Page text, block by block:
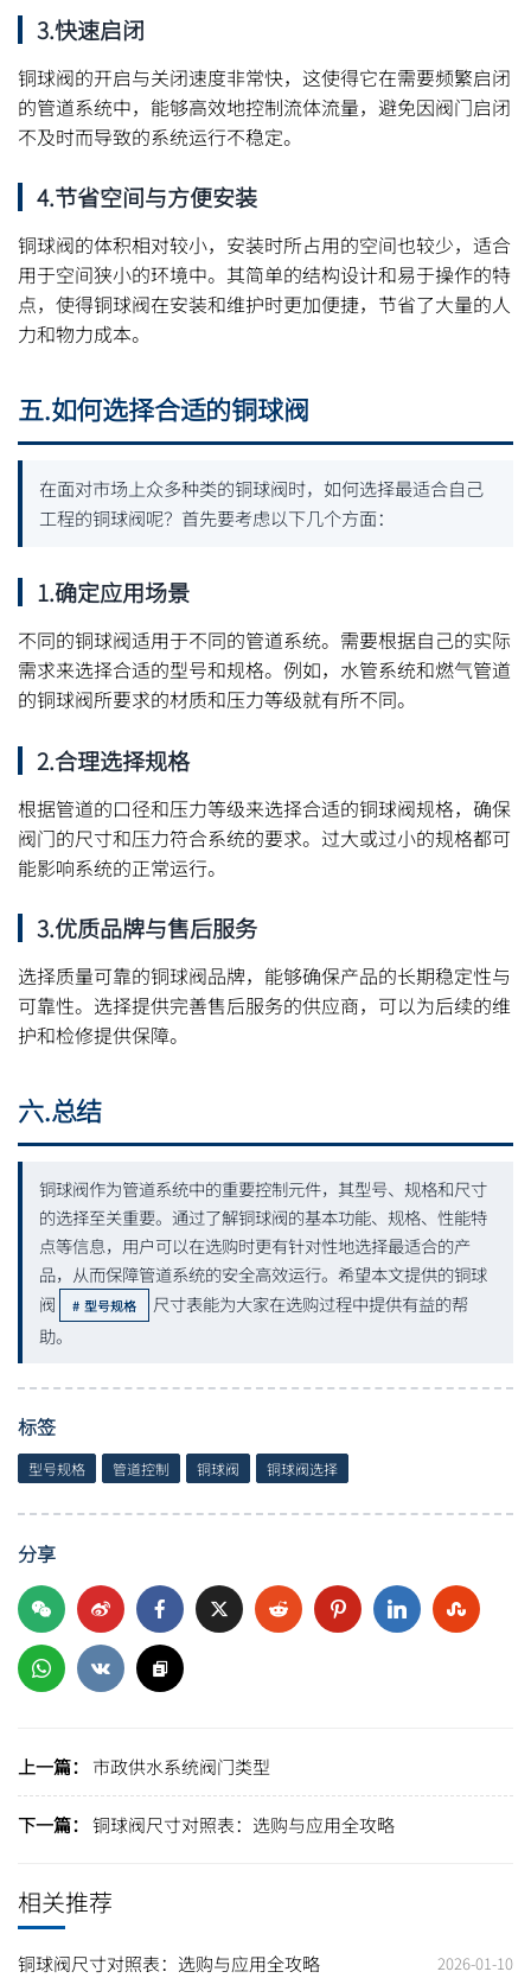
3.快速启闭
铜球阀的开启与关闭速度非常快，这使得它在需要频繁启闭
的管道系统中，能够高效地控制流体流量，避免因阀门启闭
不及时而导致的系统运行不稳定。
4.节省空间与方便安装
铜球阀的体积相对较小，安装时所占用的空间也较少，适合
用于空间狭小的环境中。其简单的结构设计和易于操作的特
点，使得铜球阀在安装和维护时更加便捷，节省了大量的人
力和物力成本。
五.如何选择合适的铜球阀
在面对市场上众多种类的铜球阀时，如何选择最适合自己
工程的铜球阀呢？首先要考虑以下几个方面：
1.确定应用场景
不同的铜球阀适用于不同的管道系统。需要根据自己的实际
需求来选择合适的型号和规格。例如，水管系统和燃气管道
的铜球阀所要求的材质和压力等级就有所不同。
2.合理选择规格
根据管道的口径和压力等级来选择合适的铜球阀规格，确保
阀门的尺寸和压力符合系统的要求。过大或过小的规格都可
能影响系统的正常运行。
3.优质品牌与售后服务
选择质量可靠的铜球阀品牌，能够确保产品的长期稳定性与
可靠性。选择提供完善售后服务的供应商，可以为后续的维
护和检修提供保障。
六.总结
铜球阀作为管道系统中的重要控制元件，其型号、规格和尺寸
的选择至关重要。通过了解铜球阀的基本功能、规格、性能特
点等信息，用户可以在选购时更有针对性地选择最适合的产
品，从而保障管道系统的安全高效运行。希望本文提供的铜球
阀
型号规格
尺寸表能为大家在选购过程中提供有益的帮
助。
标签
型号规格 管道控制 铜球阀 铜球阀选择
分享
上一篇： 市政供水系统阀门类型
下一篇： 铜球阀尺寸对照表：选购与应用全攻略
相关推荐
铜球阀尺寸对照表：选购与应用全攻略 2026-01-10